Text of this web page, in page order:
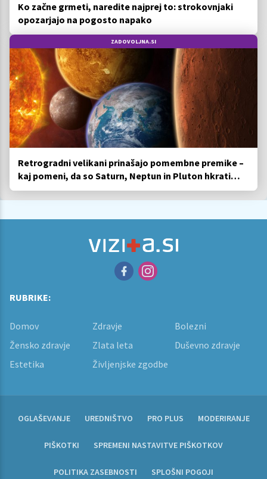
Ko začne grmeti, naredite najprej to: strokovnjaki
opozarjajo na pogosto napako
ZADOVOLJNA.SI
Retrogradni velikani prinašajo pomembne premike –
kaj pomeni, da so Saturn, Neptun in Pluton hkrati
retrogradni?
RUBRIKE:
Domov Zdravje
Bolezni
Žensko zdravje
Zlata leta
Duševno zdravje
Estetika
Življenjske zgodbe
OGLAŠEVANJE UREDNIŠTVO PRO PLUS MODERIRANJE
PIŠKOTKI SPREMENI NASTAVITVE PIŠKOTKOV
POLITIKA ZASEBNOSTI SPLOŠNI POGOJI